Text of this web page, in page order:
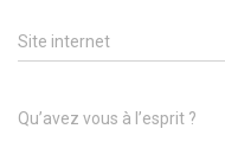
Site internet
Qu’avez vous à l’esprit ?